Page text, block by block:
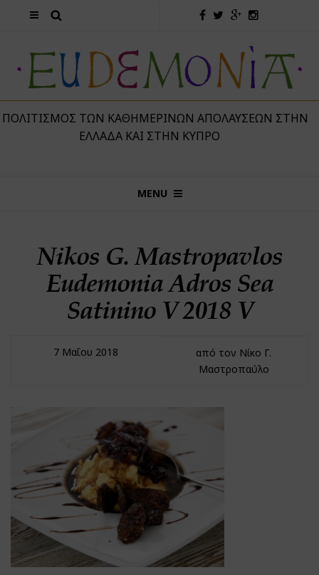
ΤΩΝ ΚΑΘΗΜΕΡΙΝΏΝ ΑΠΟΛΑΎΣΕΩΝ ΣΤΗΝ
ΕΛΛΆΔΑ ΚΑΙ ΣΤΗΝ ΚΎΠΡΟ
MENU
Nikos G. Mastropavlos
Eudemonia Adros Sea
Satinino V 2018 V
7 Μαΐου 2018
από τον Νίκο Γ.
Μαστροπαύλο